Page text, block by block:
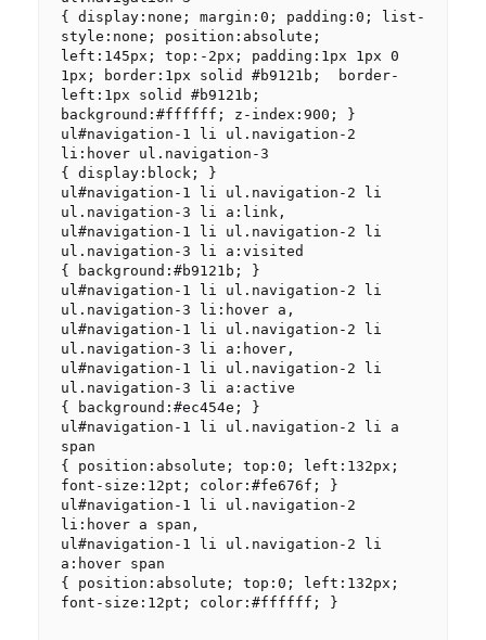
{ display:none; margin:0; padding:0; list-
style:none; position:absolute;
left:145px; top:-2px; padding:1px 1px 0
1px; border:1px solid #b9121b;  border-
left:1px solid #b9121b;
background:#ffffff; z-index:900; }
ul#navigation-1 li ul.navigation-2
li:hover ul.navigation-3
{ display:block; }
ul#navigation-1 li ul.navigation-2 li
ul.navigation-3 li a:link,
ul#navigation-1 li ul.navigation-2 li
ul.navigation-3 li a:visited
{ background:#b9121b; }
ul#navigation-1 li ul.navigation-2 li
ul.navigation-3 li:hover a,
ul#navigation-1 li ul.navigation-2 li
ul.navigation-3 li a:hover,
ul#navigation-1 li ul.navigation-2 li
ul.navigation-3 li a:active
{ background:#ec454e; }
ul#navigation-1 li ul.navigation-2 li a
span
{ position:absolute; top:0; left:132px;
font-size:12pt; color:#fe676f; }
ul#navigation-1 li ul.navigation-2
li:hover a span,
ul#navigation-1 li ul.navigation-2 li
a:hover span
{ position:absolute; top:0; left:132px;
font-size:12pt; color:#ffffff; }